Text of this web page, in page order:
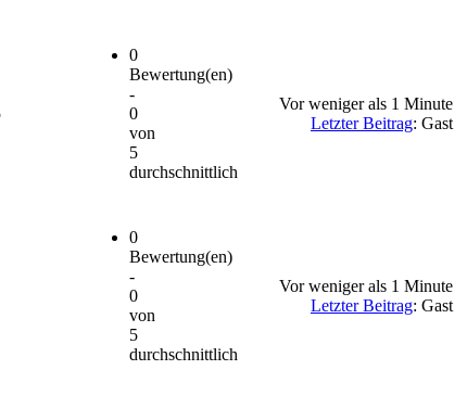
0
Bewertung(en)
-
0
von
5
durchschnittlich
Vor weniger als 1 Minute
Letzter Beitrag: Gast
0
Bewertung(en)
-
0
von
5
durchschnittlich
Vor weniger als 1 Minute
Letzter Beitrag: Gast